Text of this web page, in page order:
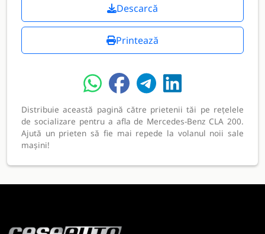
Descarcă
Printează
Distribuie această pagină către prietenii tăi pe rețelele
de socializare pentru a afla de Mercedes-Benz CLA 200.
Ajută un prieten să fie mai repede la volanul noii sale
mașini!